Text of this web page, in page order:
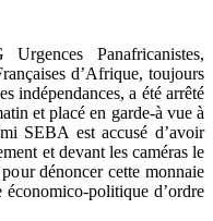
Panafricanistes,
d’Afrique, toujours
indépendances, a été arrêté
et placé en garde-à vue à
SEBA est accusé d’avoir
et devant les caméras le
dénoncer cette monnaie
politique d’ordre